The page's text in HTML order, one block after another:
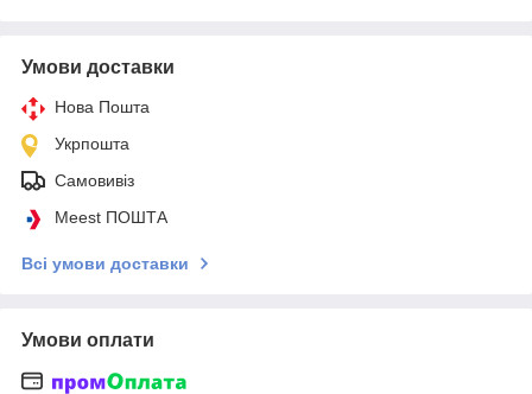
Умови доставки
Нова Пошта
Укрпошта
Самовивіз
Meest ПОШТА
Всі умови доставки
Умови оплати